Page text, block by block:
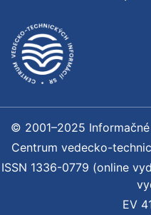
© 2001–2025
Centrum vedecko-
ISSN 1336-0779 (online
EV